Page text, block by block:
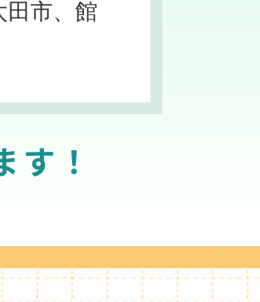
市、館
す！